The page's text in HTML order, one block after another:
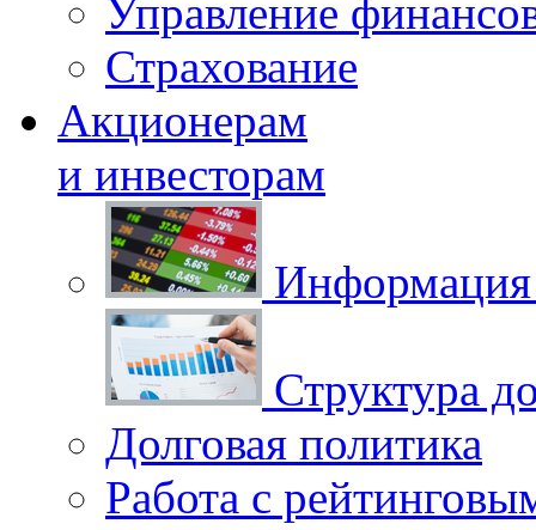
Управление
Страхование
Акционерам
и инвесторам
Структура
Долговая политика
Работа с